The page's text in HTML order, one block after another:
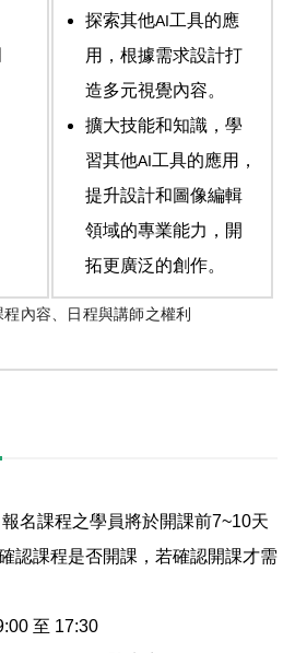
探索其他AI工具的應
用，根據需求設計打
造多元視覺內容。
擴大技能和知識，學
習其他AI工具的應用，
提升設計和圖像編輯
領域的專業能力，開
拓更廣泛的創作。
內容、日程與講師之權利
名課程之學員將於開課前7~10天
認課程是否開課，若確認開課才需
至 17:30